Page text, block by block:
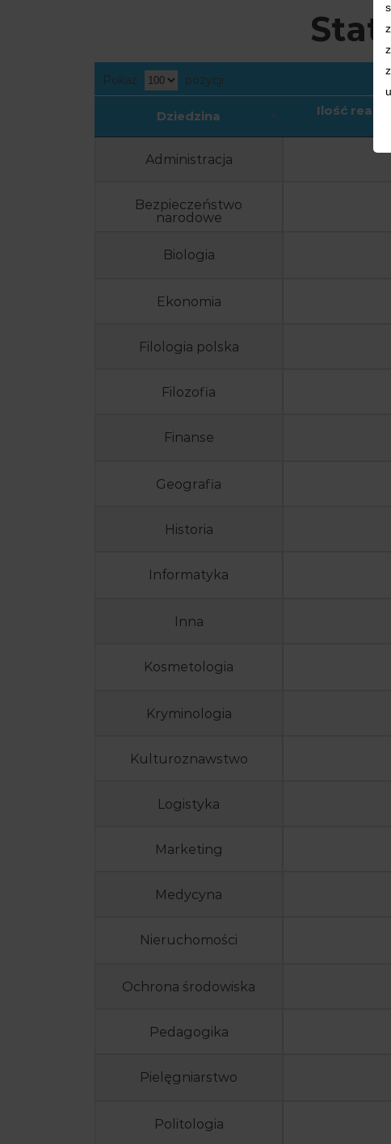
Pokaż pozycji
Dziedzina Ilość
Administracja
Bezpieczeństwo
narodowe
Biologia
Ekonomia
Filologia polska
Filozofia
Finanse
Geografia
Historia
Informatyka
Inna
Kosmetologia
Kryminologia
Kulturoznawstwo
Logistyka
Marketing
Medycyna
Nieruchomości
Ochrona środowiska
Pedagogika
Pielęgniarstwo
Politologia